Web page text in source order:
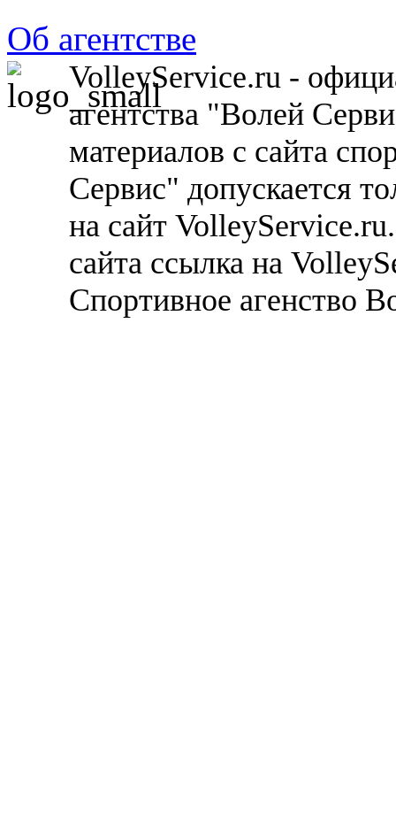
Об агентстве
VolleyService.ru -
агентства "Волей
материалов с сайта
Сервис" допускается
на сайт
сайта ссылка на
Спортивное агенство